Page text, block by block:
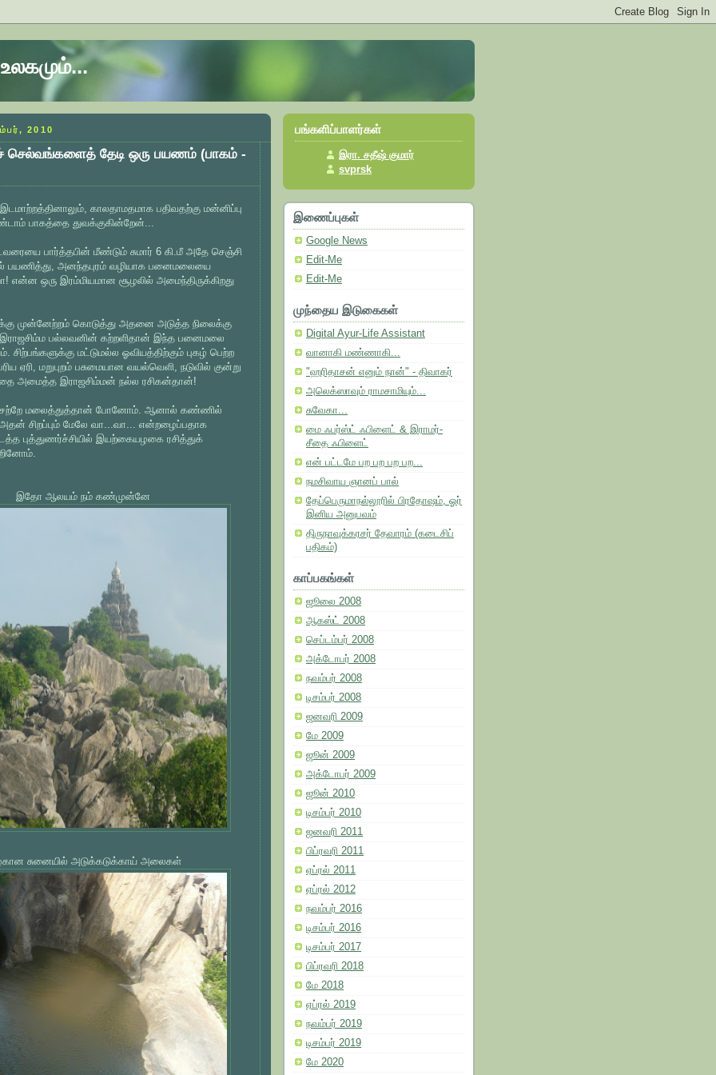
2010
செல்வங்களைத் தேடி ஒரு பயணம் (பாகம் -
காலதாமதமாக பதிவதற்கு மன்னிப்பு
பாகத்தை துவக்குகின்றேன்...
பார்த்தபின் மீண்டும் சுமார் 6 கி.மீ அதே செஞ்சி
பயணித்து, அனந்தபுரம் வழியாக பனைமலையை
ஒரு இரம்மியமான சூழலில் அமைந்திருக்கிறது
முன்னேற்றம் கொடுத்து அதனை அடுத்த நிலைக்கு
பல்லவனின் கற்றளிதான் இந்த பனைமலை
மட்டுமல்ல ஓவியத்திற்கும் புகழ் பெற்ற
ஏரி, மறுபுறம் பசுமையான வயல்வெளி, நடுவில் குன்று
அமைத்த இராஜசிம்மன் நல்ல ரசிகன்தான்!
சற்றே மலைத்துத்தான் போனோம். ஆனால் கண்ணில்
சிறப்பும் மேலே வா...வா... என்றழைப்பதாக
புத்துணர்ச்சியில் இயற்கையழகை ரசித்துக்
இதோ ஆலயம் நம் கண்முன்னே
சுனையில் அடுக்கடுக்காய் அலைகள்
பங்களிப்பாளர்கள்
இரா. சதீஷ் குமார்
svprsk
இணைப்புகள்
Google News
Edit-Me
Edit-Me
முந்தைய இடுகைகள்
Digital Ayur-Life Assistant
வானாகி மண்ணாகி...
"ஹரிதாசன் எனும் நான்" - திவாகர்
அலெக்ஸாவும் ராமசாமியும்...
சுவேகா...
மை ஃபர்ஸ்ட் ஃபிளைட் & இராமர்-
சீதை ஃபிளைட்
என் பட்டமே பற பற பற பற...
நமசிவாய ஞானப் பால்
தேப்பெருமாநல்லூரில் பிரதோஷம், ஓர்
இனிய அனுபவம்
திருநாவுக்கரசர் தேவாரம் (கடைசிப்
பதிகம்)
காப்பகங்கள்
ஜூலை 2008
ஆகஸ்ட் 2008
செப்டம்பர் 2008
அக்டோபர் 2008
நவம்பர் 2008
டிசம்பர் 2008
ஜனவரி 2009
மே 2009
ஜூன் 2009
அக்டோபர் 2009
ஜூன் 2010
டிசம்பர் 2010
ஜனவரி 2011
பிப்ரவரி 2011
ஏப்ரல் 2011
ஏப்ரல் 2012
நவம்பர் 2016
டிசம்பர் 2016
டிசம்பர் 2017
பிப்ரவரி 2018
மே 2018
ஏப்ரல் 2019
நவம்பர் 2019
டிசம்பர் 2019
மே 2020